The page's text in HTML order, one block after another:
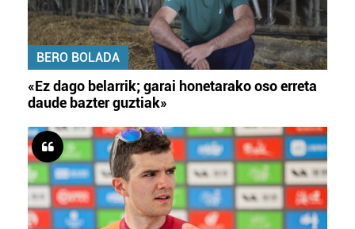
BERO BOLADA
«Ez dago belarrik; garai honetarako oso erreta
daude bazter guztiak»